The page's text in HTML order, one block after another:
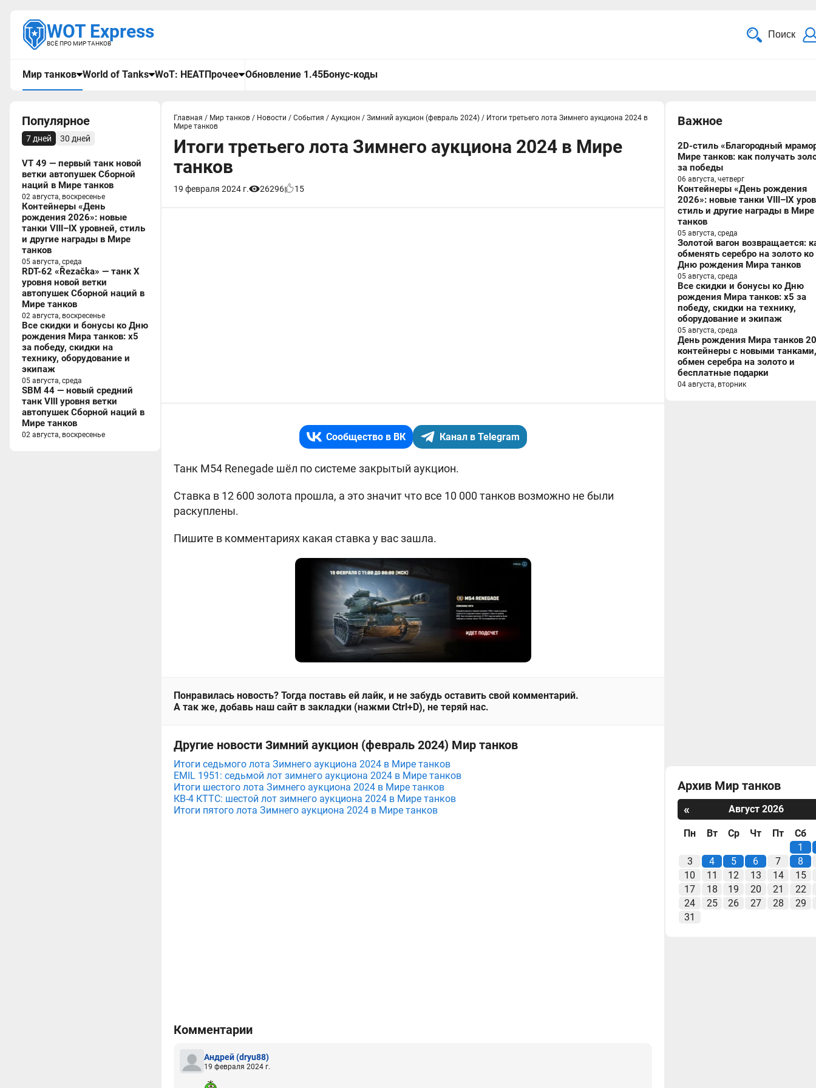
WOT Express
ВСЁ ПРО МИР ТАНКОВ
Поиск
Мир танков World of Tanks WoT: HEATПрочее Обновление 1.45Бонус-коды
Популярное
7 дней 30 дней
VT 49 — первый танк новой
ветки автопушек Сборной
наций в Мире танков
02 августа, воскресенье
Контейнеры «День
рождения 2026»: новые
танки VIII–IX уровней, стиль
и другие награды в Мире
танков
05 августа, среда
RDT-62 «Řezačka» — танк X
уровня новой ветки
автопушек Сборной наций в
Мире танков
02 августа, воскресенье
Все скидки и бонусы ко Дню
рождения Мира танков: x5
за победу, скидки на
технику, оборудование и
экипаж
05 августа, среда
SBM 44 — новый средний
танк VIII уровня ветки
автопушек Сборной наций в
Мире танков
02 августа, воскресенье
Главная / Мир танков / Новости / События / Аукцион / Зимний аукцион (февраль 2024) / Итоги третьего лота Зимнего аукциона 2024 в
Мире танков
Итоги третьего лота Зимнего аукциона 2024 в Мире
танков
19 февраля 2024 г. 26296 15
Сообщество в ВК Канал в Telegram
Танк M54 Renegade шёл по системе закрытый аукцион.
Ставка в 12 600 золота прошла, а это значит что все 10 000 танков возможно не были
раскуплены.
Пишите в комментариях какая ставка у вас зашла.
Понравилась новость? Тогда поставь ей лайк, и не забудь оставить свой комментарий.
А так же, добавь наш сайт в закладки (нажми Ctrl+D), не теряй нас.
Другие новости Зимний аукцион (февраль 2024) Мир танков
Итоги седьмого лота Зимнего аукциона 2024 в Мире танков
EMIL 1951: седьмой лот зимнего аукциона 2024 в Мире танков
Итоги шестого лота Зимнего аукциона 2024 в Мире танков
КВ-4 КТТС: шестой лот зимнего аукциона 2024 в Мире танков
Итоги пятого лота Зимнего аукциона 2024 в Мире танков
Комментарии
Андрей(dryu88)
19 февраля 2024 г.
Важное
2D-стиль «Благородный
Мире танков: как получать
за победы
06 августа, четверг
Контейнеры «День рождения
2026»: новые танки VIII–IX
стиль и другие награды в Мире
танков
05 августа, среда
Золотой вагон возвращается:
обменять серебро на золото ко
Дню рождения Мира танков
05 августа, среда
Все скидки и бонусы ко Дню
рождения Мира танков: x5 за
победу, скидки на технику,
оборудование и экипаж
05 августа, среда
День рождения Мира танков
контейнеры с новыми танками,
обмен серебра на золото и
бесплатные подарки
04 августа, вторник
Архив Мир танков
«
Август 2026
Пн Вт Ср Чт Пт
Сб
1
3
4 5 6 7
8
10
11 12 13 14
15
17
18 19 20 21
22
24
25 26 27 28
29
31